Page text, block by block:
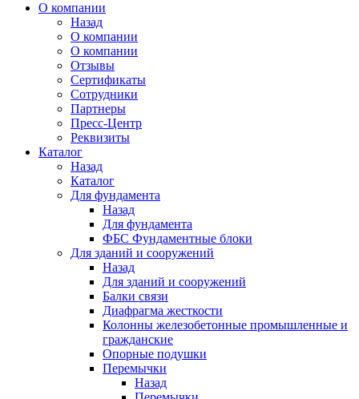
О компании
Назад
О компании
О компании
Отзывы
Сертификаты
Сотрудники
Партнеры
Пресс-Центр
Реквизиты
Каталог
Назад
Каталог
Для фундамента
Назад
Для фундамента
ФБС Фундаментные блоки
Для зданий и сооружений
Назад
Для зданий и сооружений
Балки связи
Диафрагма жесткости
Колонны железобетонные промышленные и
гражданские
Опорные подушки
Перемычки
Назад